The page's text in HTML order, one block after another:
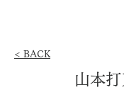
< BACK
山本